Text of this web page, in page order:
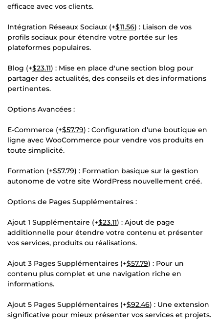
efficace avec vos clients.
Intégration Réseaux Sociaux (+$11.56) : Liaison de vos
profils sociaux pour étendre votre portée sur les
plateformes populaires.
Blog (+$23.11) : Mise en place d'une section blog pour
partager des actualités, des conseils et des informations
pertinentes.
Options Avancées :
E-Commerce (+$57.79) : Configuration d'une boutique en
ligne avec WooCommerce pour vendre vos produits en
toute simplicité.
Formation (+$57.79) : Formation basique sur la gestion
autonome de votre site WordPress nouvellement créé.
Options de Pages Supplémentaires :
Ajout 1 Supplémentaire (+$23.11) : Ajout de page
additionnelle pour étendre votre contenu et présenter
vos services, produits ou réalisations.
Ajout 3 Pages Supplémentaires (+$57.79) : Pour un
contenu plus complet et une navigation riche en
informations.
Ajout 5 Pages Supplémentaires (+$92.46) : Une extension
significative pour mieux présenter vos services et projets.